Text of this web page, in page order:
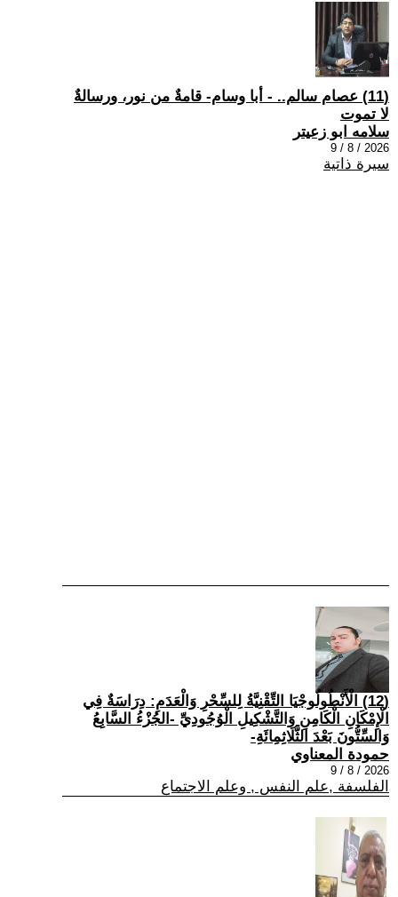
(11) عصام سالم.. - أبا وسام- قامةٌ من نور، ورسالةٌ
لا تموت
سلامه ابو زعيتر
2026 / 8 / 9
سيرة ذاتية
(12) الْأَنْطُولُوجْيَا التِّقْنِيَّةُ لِلسِّحْرِ وَالْعَدَمِ: دِرَاسَةٌ فِي
الْإِمْكَانِ الْكَامِنِ وَالتَّشْكِيلِ الْوُجُودِيِّ -الجُزْءُ السَّابِعُ
وَالسِّتُّونَ بَعْدَ الثَّلَاثِمِائَةِ-
حمودة المعناوي
2026 / 8 / 9
الفلسفة ,علم النفس , وعلم الاجتماع